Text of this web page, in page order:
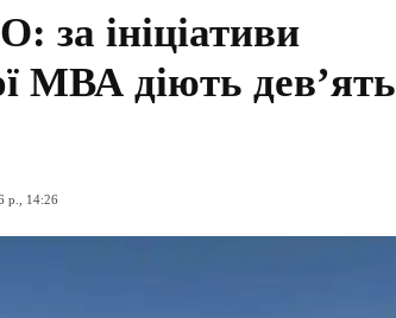
за ініціативи
МВА діють дев’ять
р., 14:26